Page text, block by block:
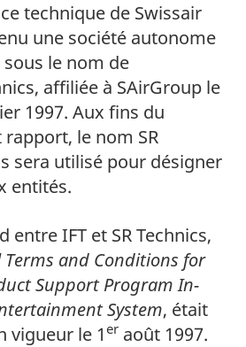
technique de Swissair
une société autonome
le nom de
affiliée à SAirGroup le
1997. Aux fins du
rapport, le nom SR
sera utilisé pour désigner
entités.
de la note de bas de
entre IFT et SR Technics,
Terms and Conditions for
Support Program In-
System, était
vigueur le 1 er août 1997.
de la note de bas de